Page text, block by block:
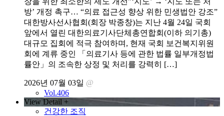
방’ 개정 촉구… “의료 접근성 향상 위한 민생법안 강조”
대한방사선사협회(회장 박종창)는 지난 4월 24일 국회
앞에서 열린 대한의료기사단체총연합회(이하 의기총)
대규모 집회에 적극 참여하며, 현재 국회 보건복지위원
회에 계류 중인 「의료기사 등에 관한 법률 일부개정법
률안」의 조속한 상정 및 처리를 강력히 […]
2026년 07월 03일 @
Vol.406
View Detail +
건강한 조직